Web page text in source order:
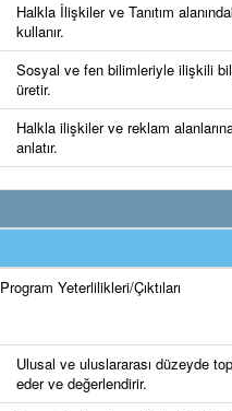
Halkla İlişkiler ve Tanıtım
kullanır.
Sosyal ve fen bilimleriyle ilişkili
üretir.
Halkla ilişkiler ve reklam
anlatır.
Program Yeterlilikleri/Çıktıları
Ulusal ve uluslararası düzeyde
eder ve değerlendirir.